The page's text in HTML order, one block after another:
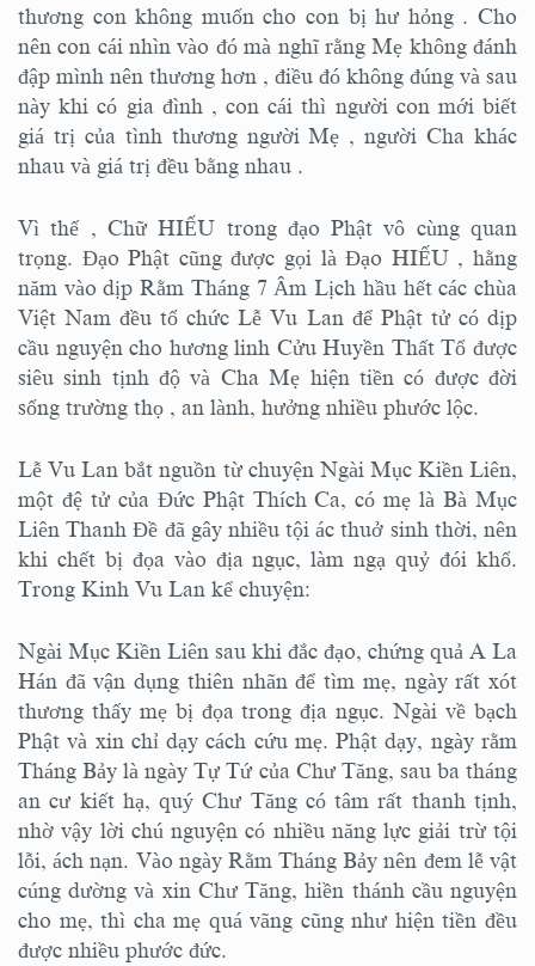
thương con không muốn cho con bị hư hỏng . Cho
nên con cái nhìn vào đó mà nghĩ rằng Mẹ không đánh
đập mình nên thương hơn , điều đó không đúng và sau
này khi có gia đình , con cái thì người con mới biết
giá trị của tình thương người Mẹ , người Cha khác
nhau và giá trị đều bằng nhau .
Vì thế , Chữ HIẾU trong đạo Phật vô cùng quan
trọng. Đạo Phật cũng được gọi là Đạo HIẾU , hằng
năm vào dịp Rằm Tháng 7 Âm Lịch hầu hết các chùa
Việt Nam đều tổ chức Lễ Vu Lan để Phật tử có dịp
cầu nguyện cho hương linh Cửu Huyền Thất Tổ được
siêu sinh tịnh độ và Cha Mẹ hiện tiền có được đời
sống trường thọ , an lành, hưởng nhiều phước lộc.
Lễ Vu Lan bắt nguồn từ chuyện Ngài Mục Kiền Liên,
một đệ tử của Đức Phật Thích Ca, có mẹ là Bà Mục
Liên Thanh Đề đã gây nhiều tội ác thuở sinh thời, nên
khi chết bị đọa vào địa ngục, làm ngạ quỷ đói khổ.
Trong Kinh Vu Lan kể chuyện:
Ngài Mục Kiền Liên sau khi đắc đạo, chứng quả A La
Hán đã vận dụng thiên nhãn để tìm mẹ, ngày rất xót
thương thấy mẹ bị đọa trong địa ngục. Ngài về bạch
Phật và xin chỉ dạy cách cứu mẹ. Phật dạy, ngày rằm
Tháng Bảy là ngày Tự Tứ của Chư Tăng, sau ba tháng
an cư kiết hạ, quý Chư Tăng có tâm rất thanh tịnh,
nhờ vậy lời chú nguyện có nhiều năng lực giải trừ tội
lỗi, ách nạn. Vào ngày Rằm Tháng Bảy nên đem lễ vật
cúng dường và xin Chư Tăng, hiền thánh cầu nguyện
cho mẹ, thì cha mẹ quá vãng cũng như hiện tiền đều
được nhiều phước đức.